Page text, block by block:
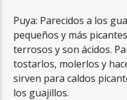
Puya: Parecidos a los
pequeños y más
terrosos y son ácidos.
tostarlos, molerlos y
sirven para caldos
los guajillos.